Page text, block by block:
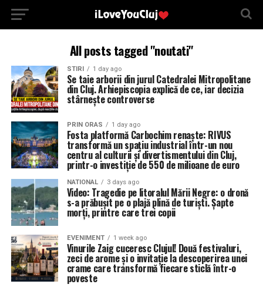
All posts tagged "noutati"
STIRI 1 day ago
Se taie arborii din jurul Catedralei Mitropolitane
din Cluj. Arhiepiscopia explică de ce, iar decizia
stârnește controverse
PRIN ORAS 1 day ago
Fosta platformă Carbochim renaște: RIVUS
transformă un spațiu industrial într-un nou
centru al culturii și divertismentului din Cluj,
printr-o investiție de 550 de milioane de euro
NATIONAL 3 days ago
Video: Tragedie pe litoralul Mării Negre: o dronă
s-a prăbușit pe o plajă plină de turiști. Șapte
morți, printre care trei copii
EVENIMENT 1 week ago
Vinurile Zaig cuceresc Clujul! Două festivaluri,
zeci de arome și o invitație la descoperirea unei
crame care transformă fiecare sticlă într-o
poveste